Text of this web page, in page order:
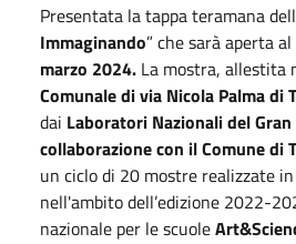
Presentata la tappa teramana
Immaginando” che sarà aperta
marzo 2024. La mostra, allestita
Comunale di via Nicola Palma di
dai Laboratori Nazionali del Gran
collaborazione con il Comune di
un ciclo di 20 mostre realizzate
nell'ambito dell’edizione 2022-
nazionale per le scuole